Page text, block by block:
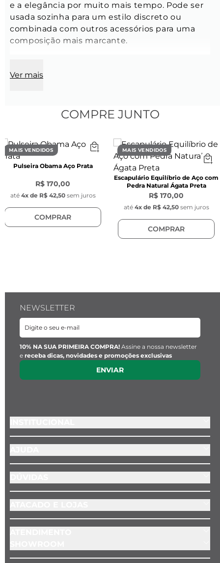
e a elegância por muito mais tempo. Pode ser
usada sozinha para um estilo discreto ou
combinada com outros acessórios para uma
composição mais marcante.
Key Design na face anterior da peça
1,90 mm
Personalização
-Este produto permite personalização com
caracteres, incluindo espaços.
-Você pode usar letras, números e pontos.
Emoticons, símbolos especiais ou atalhos de
teclado não são permitidos.
-A fonte utilizada na personalização é a
Ver mais
COMPRE JUNTO
MAIS VENDIDOS
Pulseira Obama Aço Prata
R$ 170,00
até 4x de R$ 42,50 sem juros
COMPRAR
MAIS VENDIDOS
Escapulário Equilíbrio de Aço com
Pedra Natural Ágata Preta
R$ 170,00
até 4x de R$ 42,50 sem juros
COMPRAR
NEWSLETTER
10% NA SUA PRIMEIRA COMPRA! Assine a nossa newsletter
e receba dicas, novidades e promoções exclusivas
ENVIAR